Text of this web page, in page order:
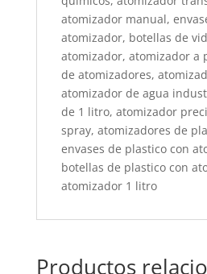
atomizador manual,
atomizador, botellas de
atomizador, atomizador a
de atomizadores,
atomizador de agua
de 1 litro, atomizador
spray, atomizadores de
envases de plastico con
botellas de plastico con
atomizador 1 litro
Productos